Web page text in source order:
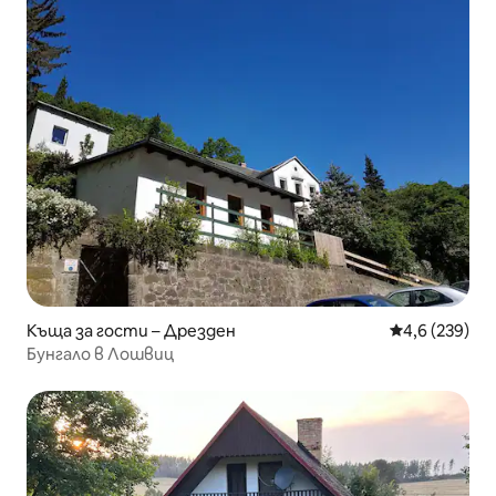
Къща за гости – Дрезден Средна
4,6 (239)
Бунгало в Лошвиц